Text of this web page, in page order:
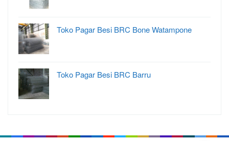
Toko Pagar Besi BRC Bone Watampone
Toko Pagar Besi BRC Barru